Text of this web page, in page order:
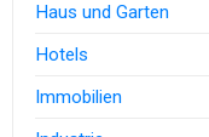
Haus und Garten
Hotels
Immobilien